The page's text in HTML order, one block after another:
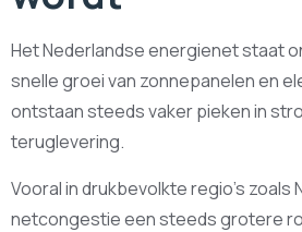
Het Nederlandse energienet staat
snelle groei van zonnepanelen en
ontstaan steeds vaker pieken in
teruglevering.
Vooral in drukbevolkte regio’s zoals
netcongestie een steeds grotere